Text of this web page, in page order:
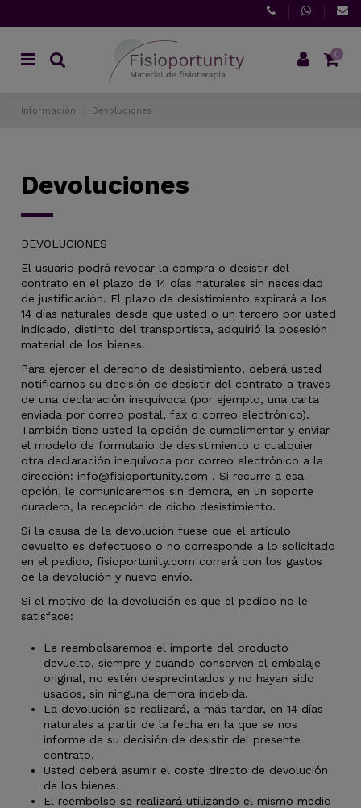
0
Información Devoluciones
Devoluciones
DEVOLUCIONES
El usuario podrá revocar la compra o desistir del
contrato en el plazo de 14 días naturales sin necesidad
de justificación. El plazo de desistimiento expirará a los
14 días naturales desde que usted o un tercero por usted
indicado, distinto del transportista, adquirió la posesión
material de los bienes.
Para ejercer el derecho de desistimiento, deberá usted
notificarnos su decisión de desistir del contrato a través
de una declaración inequívoca (por ejemplo, una carta
enviada por correo postal, fax o correo electrónico).
También tiene usted la opción de cumplimentar y enviar
el modelo de formulario de desistimiento o cualquier
otra declaración inequívoca por correo electrónico a la
dirección: info@fisioportunity.com . Si recurre a esa
opción, le comunicaremos sin demora, en un soporte
duradero, la recepción de dicho desistimiento.
Si la causa de la devolución fuese que el artículo
devuelto es defectuoso o no corresponde a lo solicitado
en el pedido, fisioportunity.com correrá con los gastos
de la devolución y nuevo envío.
Si el motivo de la devolución es que el pedido no le
satisface:
Le reembolsaremos el importe del producto
devuelto, siempre y cuando conserven el embalaje
original, no estén desprecintados y no hayan sido
usados, sin ninguna demora indebida.
La devolución se realizará, a más tardar, en 14 días
naturales a partir de la fecha en la que se nos
informe de su decisión de desistir del presente
contrato.
Usted deberá asumir el coste directo de devolución
de los bienes.
El reembolso se realizará utilizando el mismo medio